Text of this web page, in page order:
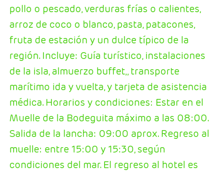
pollo o pescado, verduras frías o calientes,
arroz de coco o blanco, pasta, patacones,
fruta de estación y un dulce típico de la
región. Incluye: Guía turístico, instalaciones
de la isla, almuerzo buffet,, transporte
marítimo ida y vuelta, y tarjeta de asistencia
médica. Horarios y condiciones: Estar en el
Muelle de la Bodeguita máximo a las 08:00.
Salida de la lancha: 09:00 aprox. Regreso al
muelle: entre 15:00 y 15:30, según
condiciones del mar. El regreso al hotel es